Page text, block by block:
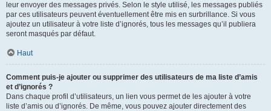
leur envoyer des messages privés. Selon le style utilisé, les messages publiés
par ces utilisateurs peuvent éventuellement être mis en surbrillance. Si vous
ajoutez un utilisateur à votre liste d’ignorés, tous les messages qu’il publiera
seront masqués par défaut.
Haut
Comment puis-je ajouter ou supprimer des utilisateurs de ma liste d’amis
et d’ignorés ?
Dans chaque profil d’utilisateurs, un lien vous permet de les ajouter à votre
liste d’amis ou d’ignorés. De même, vous pouvez ajouter directement des